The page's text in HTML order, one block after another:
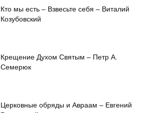
Кто мы есть – Взвесьте себя – Виталий
Козубовский
Крещение Духом Святым – Петр А.
Семерюк
Церковные обряды и Авраам – Евгений